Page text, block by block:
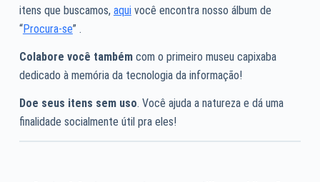
itens que buscamos, aquivocê encontra nosso álbum de
“Procura-se” .
Colabore você tambémcom o primeiro museu capixaba
dedicado à memória da tecnologia da informação!
Doe seus itens sem uso. Você ajuda a natureza e dá uma
finalidade socialmente útil pra eles!